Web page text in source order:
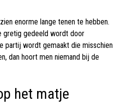
zien enorme lange tenen te hebben.
gretig gedeeld wordt door
partij wordt gemaakt die misschien
dan hoort men niemand bij de
het matje